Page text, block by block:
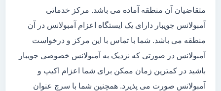
متقاضیان آن منطقه آماده می باشد. مرکز خدماتی
آمبولانس جویبار دارای یک ایستگاه اعزام آمبولانس در آن
منطقه می باشد. شما با تماس با این مرکز و درخواست
آمبولانس در صورتی که نزدیک به آمبولانس خصوصی جویبار
باشید در کمترین زمان ممکن برای شما اعزام اکیپ و
آمبولانس صورت می پذیرد. همچنین شما با سرچ عنوان